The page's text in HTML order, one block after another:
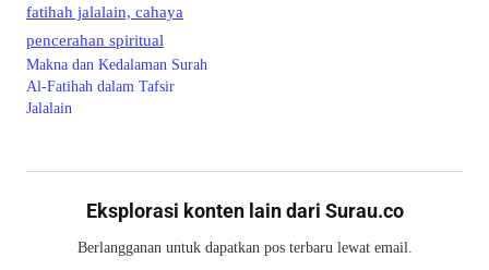
Makna dan Kedalaman Surah
Al-Fatihah dalam Tafsir
Jalalain
Eksplorasi konten lain dari Surau.co
Berlangganan untuk dapatkan pos terbaru lewat email.